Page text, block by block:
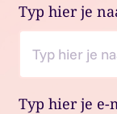
Typ hier je
Typ hier je e-